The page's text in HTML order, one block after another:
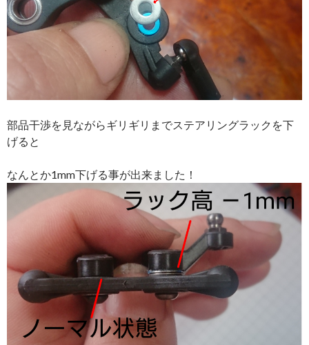
部品干渉を見ながらギリギリまでステアリングラックを下
げると
なんとか1mm下げる事が出来ました！